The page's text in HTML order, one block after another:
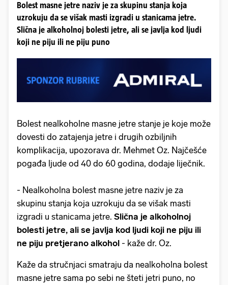
Bolest masne jetre naziv je za skupinu stanja koja
uzrokuju da se višak masti izgradi u stanicama jetre.
Slična je alkoholnoj bolesti jetre, ali se javlja kod ljudi
koji ne piju ili ne piju puno
Bolest nealkoholne masne jetre stanje je koje može
dovesti do zatajenja jetre i drugih ozbiljnih
komplikacija, upozorava dr. Mehmet Oz. Najčešće
pogađa ljude od 40 do 60 godina, dodaje liječnik.
- Nealkoholna bolest masne jetre naziv je za
skupinu stanja koja uzrokuju da se višak masti
izgradi u stanicama jetre. Slična je alkoholnoj
bolesti jetre, ali se javlja kod ljudi koji ne piju ili
ne piju pretjerano alkohol - kaže dr. Oz.
Kaže da stručnjaci smatraju da nealkoholna bolest
masne jetre sama po sebi ne šteti jetri puno, no